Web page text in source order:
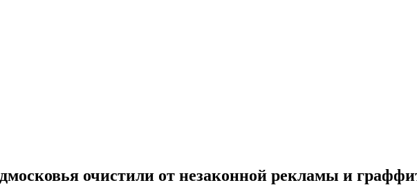
очистили от незаконной рекламы и